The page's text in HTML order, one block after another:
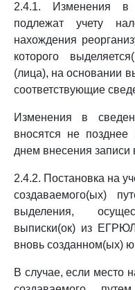
2.4.1. Изменения в
подлежат учету
нахождения
которого
(лица), на основании
соответствующие
Изменения в
вносятся не
днем внесения
2.4.2. Постановка на
создаваемого(ых)
выделения,
выписки(ок) из
вновь созданном(ых)
В случае, если место